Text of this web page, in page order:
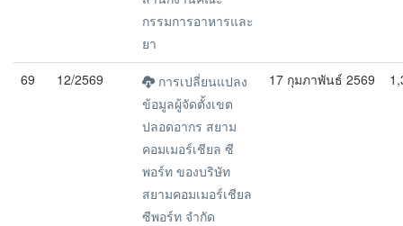
กรรมการอาหารและ
ยา
69 12/2569
การเปลี่ยนแปลง
ข้อมูลผู้จัดตั้งเขต
ปลอดอากร สยาม
คอมเมอร์เชียล ซี
พอร์ท ของบริษัท
สยามคอมเมอร์เชียล
ซีพอร์ท จำกัด
17 กุมภาพันธ์ 2569